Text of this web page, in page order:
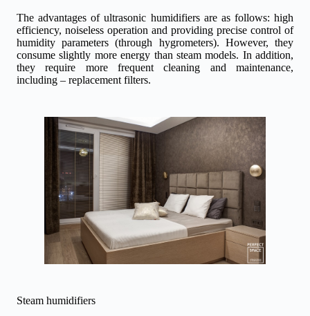
The advantages of ultrasonic humidifiers are as follows: high
efficiency, noiseless operation and providing precise control of
humidity parameters (through hygrometers). However, they
consume slightly more energy than steam models. In addition,
they require more frequent cleaning and maintenance,
including – replacement filters.
Steam humidifiers